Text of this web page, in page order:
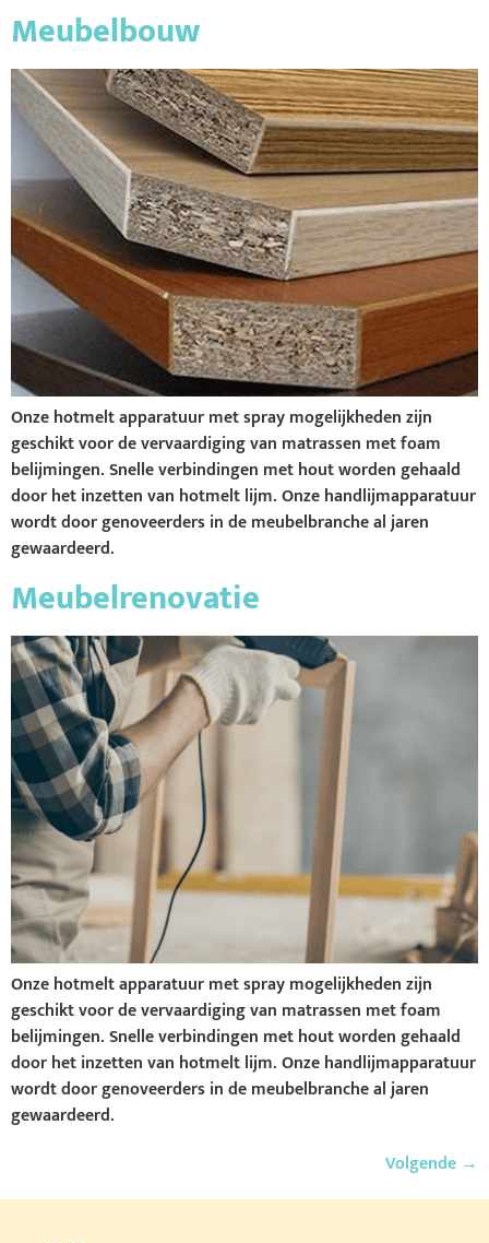
Meubelbouw
Onze hotmelt apparatuur met spray mogelijkheden zijn
geschikt voor de vervaardiging van matrassen met foam
belijmingen. Snelle verbindingen met hout worden gehaald
door het inzetten van hotmelt lijm. Onze handlijmapparatuur
wordt door genoveerders in de meubelbranche al jaren
gewaardeerd.
Meubelrenovatie
Onze hotmelt apparatuur met spray mogelijkheden zijn
geschikt voor de vervaardiging van matrassen met foam
belijmingen. Snelle verbindingen met hout worden gehaald
door het inzetten van hotmelt lijm. Onze handlijmapparatuur
wordt door genoveerders in de meubelbranche al jaren
gewaardeerd.
Volgende →